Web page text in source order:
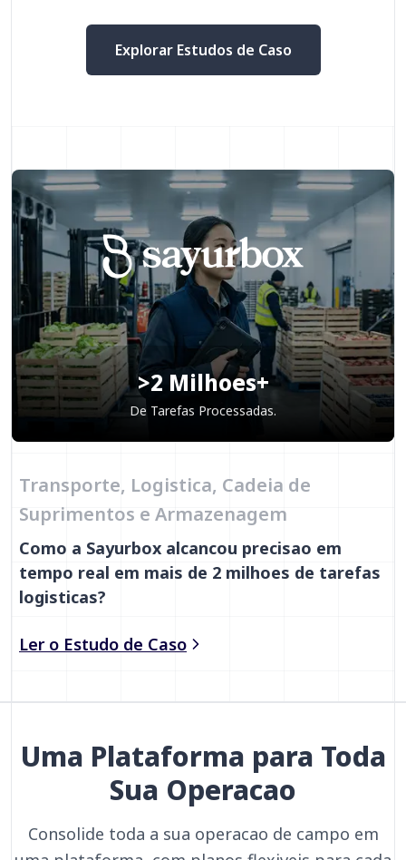
Explorar Estudos de Caso
Transporte, Logistica, Cadeia de
Suprimentos e Armazenagem
Como a Sayurbox alcancou precisao em
tempo real em mais de 2 milhoes de tarefas
logisticas?
Ler o Estudo de Caso
>2 Milhoes+
De Tarefas Processadas.
Uma Plataforma para Toda
Sua Operacao
Consolide toda a sua operacao de campo em